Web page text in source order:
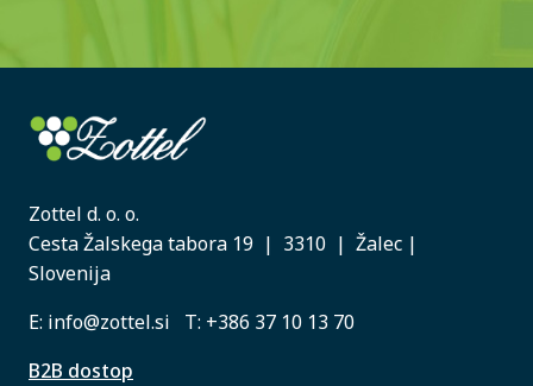
Zottel d. o. o.
Cesta Žalskega tabora 19 | 3310 | Žalec |
Slovenija
E: info@zottel.si T: +386 37 10 13 70
B2B dostop